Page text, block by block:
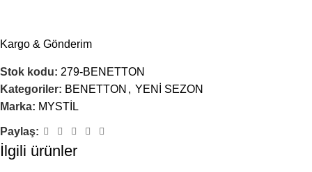
İsim*
Kargo & Gönderim
Stok kodu: 279-BENETTON
Kategoriler: BENETTON , YENİ SEZON
Marka: MYSTİL
Paylaş:
İlgili ürünler